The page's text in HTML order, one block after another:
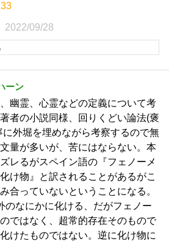
2022/09/28
ーン
幽霊、心霊などの定義について考
者の小説同様、回りくどい論法(褒
に外堀を埋めながら考察するので無
量が多いが、苦にはならない。本
レるがスペイン語の『フェノーメ
け物』と訳されることがあるがこ
合っていないということになる。
のなにかに化ける、だがフェノー
ではなく、超常的存在そのもので
けたものではない。逆に化け物に